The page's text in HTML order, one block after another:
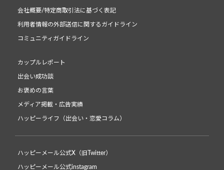
会社概要/特定商取引法に基づく表記
利用者情報の外部送信に関するガイドライン
コミュニティガイドライン
カップルレポート
出会い成功談
お褒めの言葉
メディア掲載・広告実績
ハッピーライフ（出会い・恋愛コラム）
ハッピーメール公式X（旧Twitter）
ハッピーメール公式instagram